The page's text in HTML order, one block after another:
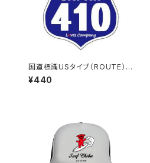
国道標識USタイプ（ROUTE）ス
テッカー 410号線
¥440